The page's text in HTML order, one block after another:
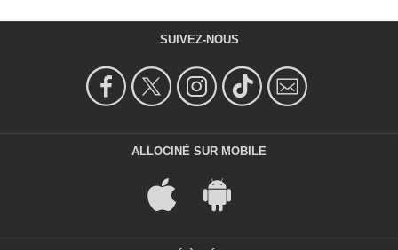
SUIVEZ-NOUS
ALLOCINÉ SUR MOBILE